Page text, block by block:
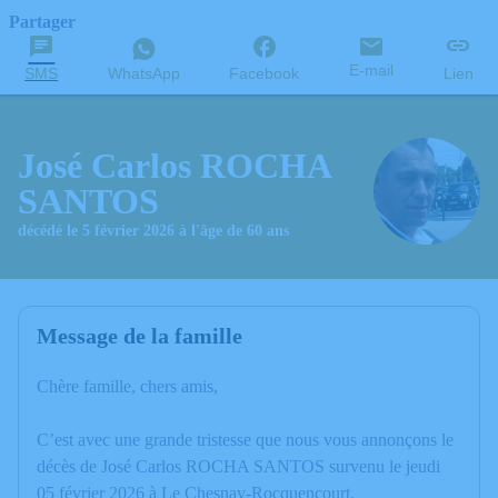
Partager
SMS WhatsApp Facebook E-mail Lien
José Carlos ROCHA
SANTOS
décédé le 5 février 2026 à l'âge de 60 ans
Message de la famille
Chère famille, chers amis,
C’est avec une grande tristesse que nous vous annonçons le
décès de José Carlos ROCHA SANTOS survenu le jeudi
05 février 2026 à Le Chesnay-Rocquencourt.